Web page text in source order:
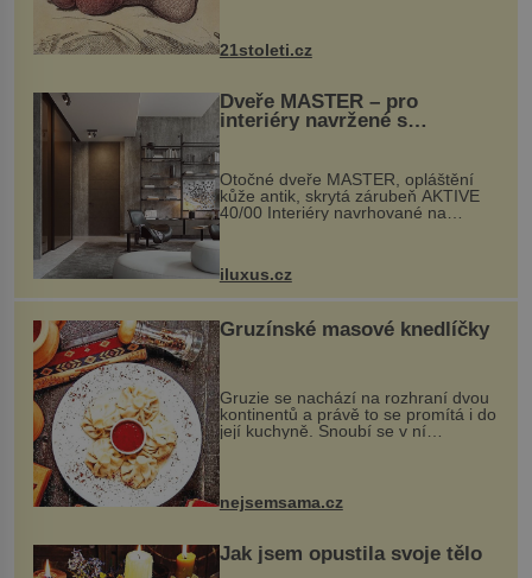
nohou, a způsobuje bole...
21stoleti.cz
Dveře MASTER – pro
interiéry navržené s
rozumem i vášní!
Otočné dveře MASTER, opláštění
kůže antik, skrytá zárubeň AKTIVE
40/00 Interiéry navrhované na
zakázku často vyžadují atypické
rozměry nejen nábytku, ale i
dnes umož...
iluxus.cz
Gruzínské masové knedlíčky
Gruzie se nachází na rozhraní dvou
kontinentů a právě to se promítá i do
její kuchyně. Snoubí se v ní
evropské a asijské chutě a díky tomu
vznikají rozmanité a chuťově bohaté
pokrmy, které rozhodně st...
nejsemsama.cz
Jak jsem opustila svoje tělo